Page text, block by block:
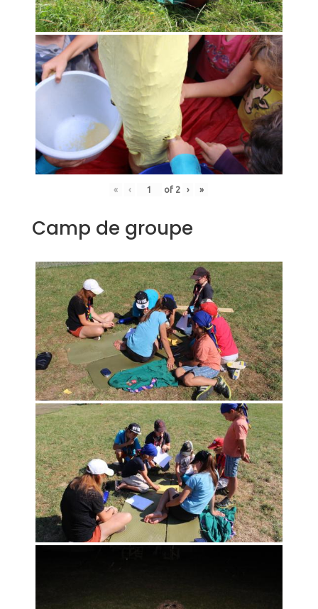
« ‹ of 2 › »
Camp de groupe